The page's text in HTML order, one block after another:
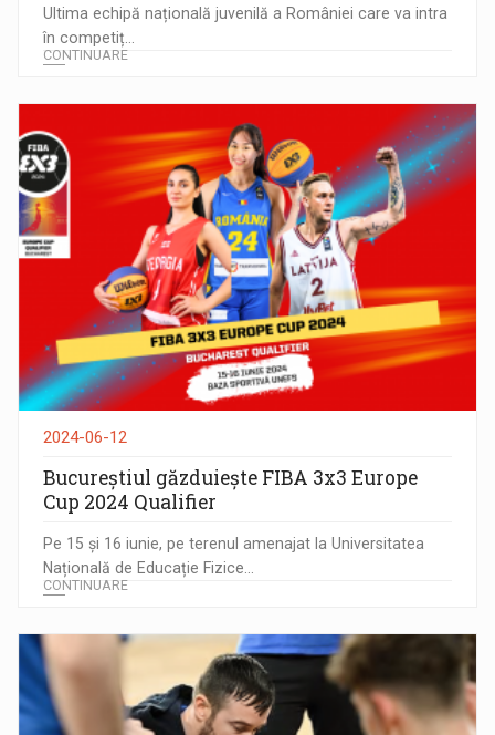
Ultima echipă națională juvenilă a României care va intra
în competiț...
CONTINUARE
2024-06-12
Bucureștiul găzduiește FIBA 3x3 Europe
Cup 2024 Qualifier
Pe 15 și 16 iunie, pe terenul amenajat la Universitatea
Națională de Educație Fizice...
CONTINUARE